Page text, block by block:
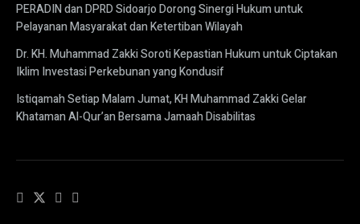
PERADIN dan DPRD Sidoarjo Dorong Sinergi Hukum untuk
Pelayanan Masyarakat dan Ketertiban Wilayah
Dr. KH. Muhammad Zakki Soroti Kepastian Hukum untuk Ciptakan
Iklim Investasi Perkebunan yang Kondusif
Istiqamah Setiap Malam Jumat, KH Muhammad Zakki Gelar
Khataman Al-Qur’an Bersama Jamaah Disabilitas